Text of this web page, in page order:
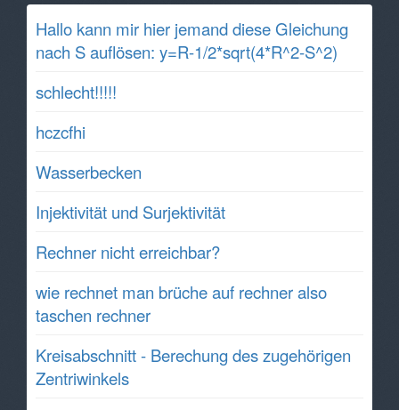
Hallo kann mir hier jemand diese Gleichung
nach S auflösen: y=R-1/2*sqrt(4*R^2-S^2)
schlecht!!!!!
hczcfhi
Wasserbecken
Injektivität und Surjektivität
Rechner nicht erreichbar?
wie rechnet man brüche auf rechner also
taschen rechner
Kreisabschnitt - Berechung des zugehörigen
Zentriwinkels